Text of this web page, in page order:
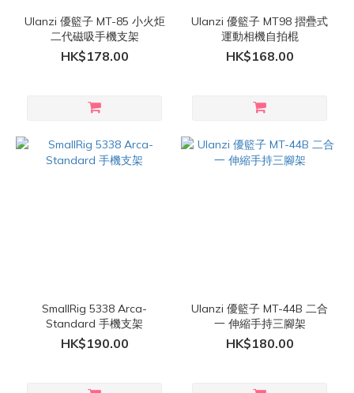
Ulanzi 優籃子 MT-85 小火炬
二代磁吸手機支架
HK$178.00
Ulanzi 優籃子 MT98 摺疊式
運動相機自拍棍
HK$168.00
SmallRig 5338 Arca-
Standard 手機支架
HK$190.00
Ulanzi 優籃子 MT-44B 二合
一 伸縮手持三腳架
HK$180.00